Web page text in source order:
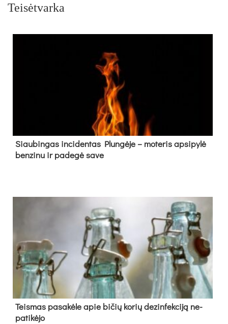
Teisėtvarka
Siau­bin­gas in­ci­den­tas Plun­gė­je – mo­te­ris ap­si­py­lė
ben­zi­nu ir pa­de­gė sa­ve
Teis­mas pa­sa­kė­le apie bi­čių ko­rių de­zin­fek­ci­ją ne­
pa­ti­kė­jo